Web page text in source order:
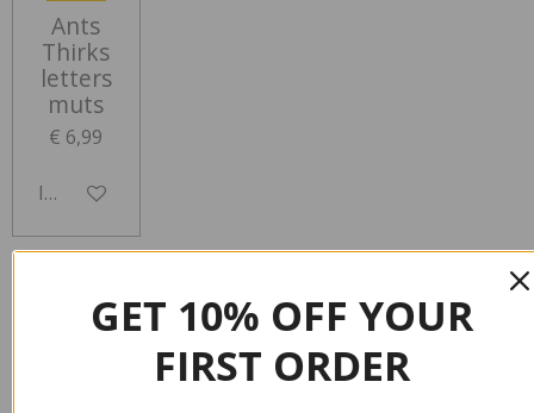
Ants
Thirks
letters
muts
€ 6,99
In winkelwagen
GET 10% OFF YOUR
FIRST ORDER